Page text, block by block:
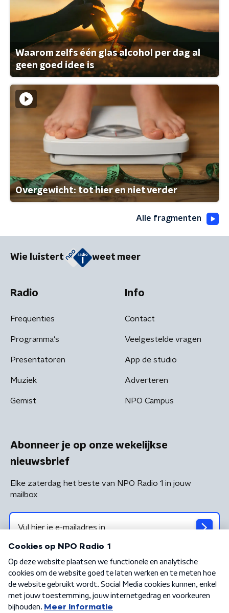
Waarom zelfs één glas alcohol per dag al
geen goed idee is
Overgewicht: tot hier en niet verder
Alle fragmenten
Wie luistert weet meer
Radio
Frequenties
Programma's
Presentatoren
Muziek
Gemist
Info
Contact
Veelgestelde vragen
App de studio
Adverteren
NPO Campus
Abonneer je op onze wekelijkse
nieuwsbrief
Elke zaterdag het beste van NPO Radio 1 in jouw
mailbox
Algemene voorwaarden